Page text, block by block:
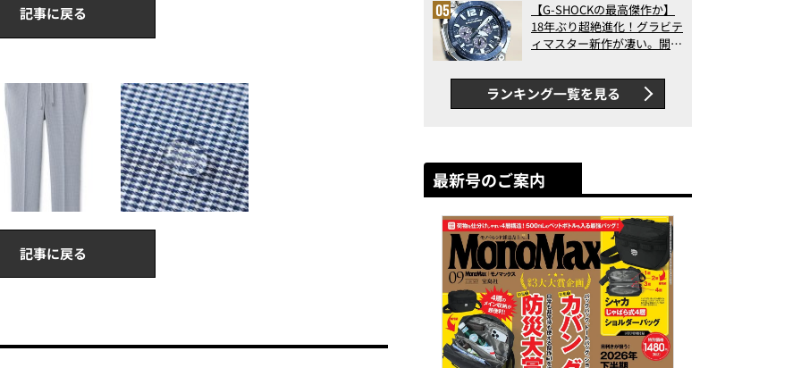
記事に戻る
記事に戻る
った！
【G-SHOCKの最高傑作か】
18年ぶり超絶進化！グラビテ
ィマスター新作が凄い。開発
新ムーブメントの衝撃
ランキング一覧を見る
最新号のご案内